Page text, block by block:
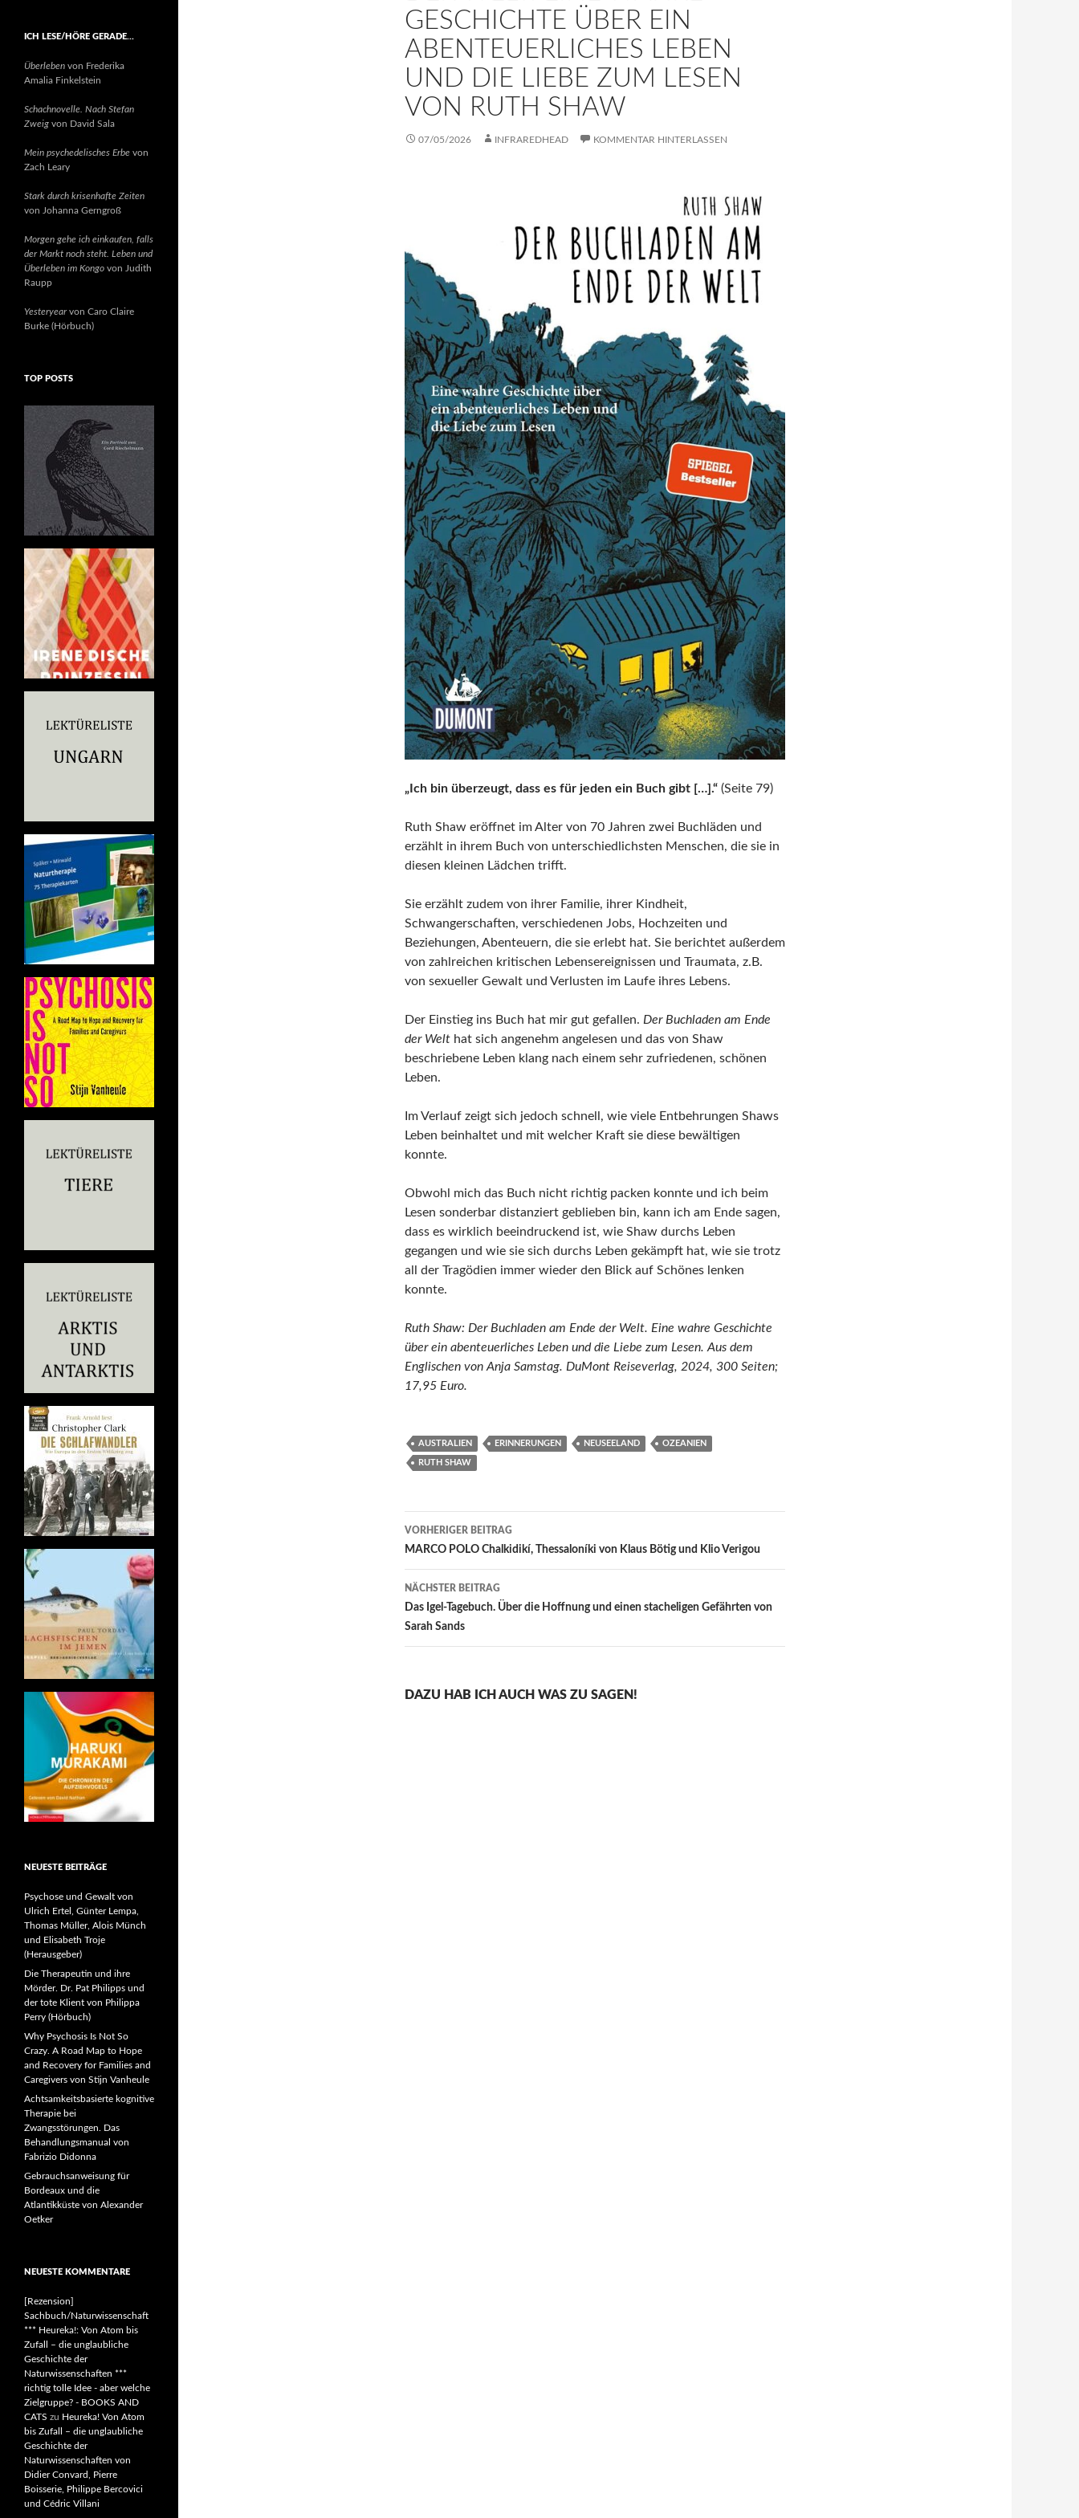
GESCHICHTE ÜBER EIN
ABENTEUERLICHES LEBEN
UND DIE LIEBE ZUM LESEN
VON RUTH SHAW
07/05/2026 INFRAREDHEAD KOMMENTAR HINTERLASSEN
„Ich bin überzeugt, dass es für jeden ein Buch gibt […].“ (Seite 79)
Ruth Shaw eröffnet im Alter von 70 Jahren zwei Buchläden und
erzählt in ihrem Buch von unterschiedlichsten Menschen, die sie in
diesen kleinen Lädchen trifft.
Sie erzählt zudem von ihrer Familie, ihrer Kindheit,
Schwangerschaften, verschiedenen Jobs, Hochzeiten und
Beziehungen, Abenteuern, die sie erlebt hat. Sie berichtet außerdem
von zahlreichen kritischen Lebensereignissen und Traumata, z.B.
von sexueller Gewalt und Verlusten im Laufe ihres Lebens.
Der Einstieg ins Buch hat mir gut gefallen. Der Buchladen am Ende
der Welt hat sich angenehm angelesen und das von Shaw
beschriebene Leben klang nach einem sehr zufriedenen, schönen
Leben.
Im Verlauf zeigt sich jedoch schnell, wie viele Entbehrungen Shaws
Leben beinhaltet und mit welcher Kraft sie diese bewältigen
konnte.
Obwohl mich das Buch nicht richtig packen konnte und ich beim
Lesen sonderbar distanziert geblieben bin, kann ich am Ende sagen,
dass es wirklich beeindruckend ist, wie Shaw durchs Leben
gegangen und wie sie sich durchs Leben gekämpft hat, wie sie trotz
all der Tragödien immer wieder den Blick auf Schönes lenken
konnte.
Ruth Shaw: Der Buchladen am Ende der Welt. Eine wahre Geschichte
über ein abenteuerliches Leben und die Liebe zum Lesen. Aus dem
Englischen von Anja Samstag. DuMont Reiseverlag, 2024, 300 Seiten;
17,95 Euro.
AUSTRALIEN ERINNERUNGEN NEUSEELAND OZEANIEN
RUTH SHAW
Beitragsnavigation
VORHERIGER BEITRAG
MARCO POLO Chalkidikí, Thessaloníki von Klaus Bötig und Klio Verigou
NÄCHSTER BEITRAG
Das Igel-Tagebuch. Über die Hoffnung und einen stacheligen Gefährten von
Sarah Sands
DAZU HAB ICH AUCH WAS ZU SAGEN!
ICH LESE/HÖRE GERADE…
Überleben von Frederika
Amalia Finkelstein
Schachnovelle. Nach Stefan
Zweig von David Sala
Mein psychedelisches Erbe von
Zach Leary
Stark durch krisenhafte Zeiten
von Johanna Gerngroß
Morgen gehe ich einkaufen, falls
der Markt noch steht. Leben und
Überleben im Kongo von Judith
Raupp
Yesteryearvon Caro Claire
Burke (Hörbuch)
TOP POSTS
NEUESTE BEITRÄGE
Psychose und Gewalt von
Ulrich Ertel, Günter Lempa,
Thomas Müller, Alois Münch
und Elisabeth Troje
(Herausgeber)
Die Therapeutin und ihre
Mörder. Dr. Pat Philipps und
der tote Klient von Philippa
Perry (Hörbuch)
Why Psychosis Is Not So
Crazy. A Road Map to Hope
and Recovery for Families and
Caregivers von Stijn Vanheule
Achtsamkeitsbasierte kognitive
Therapie bei
Zwangsstörungen. Das
Behandlungsmanual von
Fabrizio Didonna
Gebrauchsanweisung für
Bordeaux und die
Atlantikküste von Alexander
Oetker
NEUESTE KOMMENTARE
[Rezension]
Sachbuch/Naturwissenschaft
*** Heureka!: Von Atom bis
Zufall – die unglaubliche
Geschichte der
Naturwissenschaften ***
richtig tolle Idee - aber welche
Zielgruppe? - BOOKS AND
CATS zu Heureka! Von Atom
bis Zufall – die unglaubliche
Geschichte der
Naturwissenschaften von
Didier Convard, Pierre
Boisserie, Philippe Bercovici
und Cédric Villani